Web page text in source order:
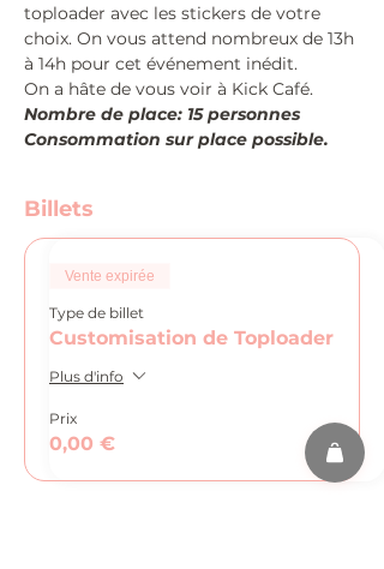
toploader avec les stickers de votre
choix. On vous attend nombreux de 13h
à 14h pour cet événement inédit.
On a hâte de vous voir à Kick Café.
Nombre de place: 15 personnes
Consommation sur place possible.
Billets
Vente expirée
Type de billet
Customisation de Toploader
Plus d'info
Prix
0,00 €